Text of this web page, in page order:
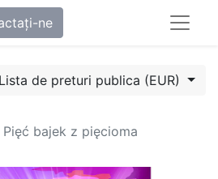
ne
Lista de preturi publica (EUR)
bajek z pięcioma